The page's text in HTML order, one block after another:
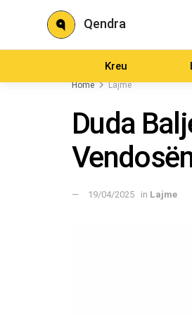
Qendra
Kreu
Home Lajme
Duda
19/04/2025 in Lajme